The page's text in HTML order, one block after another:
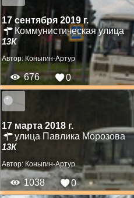
17 сентября 2019 г.
Коммунистическая улица
13К
Автор:Коныгин-Артур
676 0
17 марта 2018 г.
улица Павлика Морозова
13К
Автор: Коныгин-Артур
1038 0